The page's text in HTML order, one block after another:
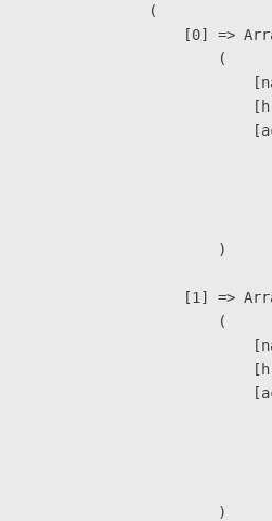
                (
[0] =>
                        (
                        )
[1] =>
                        (
                        )